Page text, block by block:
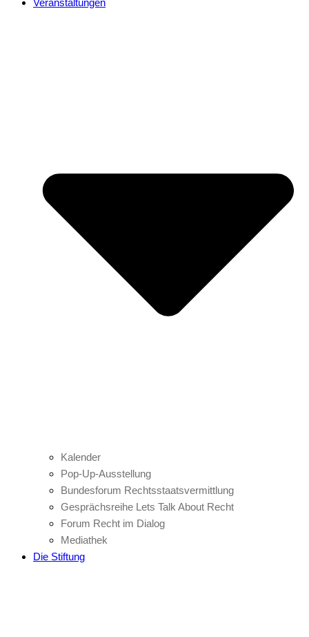
Veranstaltungen
Kalender
Pop-Up-Ausstellung
Bundesforum Rechtsstaatsvermittlung
Gesprächsreihe Lets Talk About Recht
Forum Recht im Dialog
Mediathek
Die Stiftung